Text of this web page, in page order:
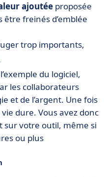
ajoutée proposée
freinés d’emblée
trop importants,
du logiciel,
les collaborateurs
et de l’argent. Une fois
dure. Vous avez donc
sur votre outil, même si
ou plus